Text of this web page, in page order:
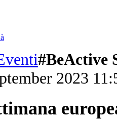
#BeActive
2023